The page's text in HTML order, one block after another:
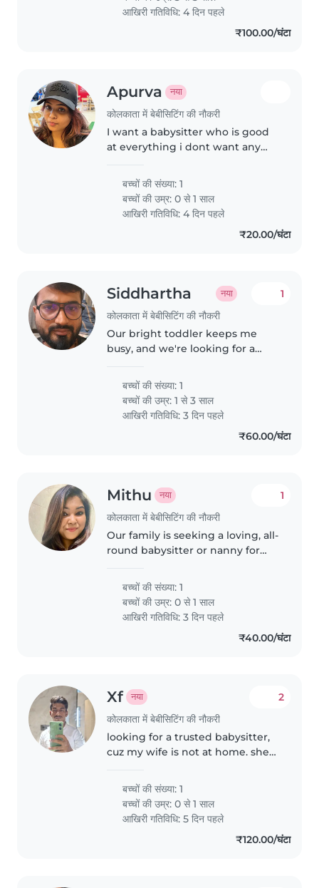
आखिरी गतिविधि: 4 दिन पहले
₹100.00/घंटा
Apurva नया
कोलकाता में बेबीसिटिंग की नौकरी
I want a babysitter who is good
at everything i dont want any
बच्चों की संख्या: 1
बच्चों की उम्र:0 से 1 साल
आखिरी गतिविधि: 4 दिन पहले
₹20.00/घंटा
Siddhartha नया
कोलकाता में बेबीसिटिंग की नौकरी
1
Our bright toddler keeps me
busy, and we're looking for a
engaging with little ones. Must
be happy to prepare simple
meals and comfortable speaking
Hindi..
बच्चों की संख्या: 1
बच्चों की उम्र:1 से 3 साल
आखिरी गतिविधि: 3 दिन पहले
₹60.00/घंटा
Mithu नया
कोलकाता में बेबीसिटिंग की नौकरी
1
Our family is seeking a loving, all-
round babysitter or nanny for
बच्चों की संख्या: 1
बच्चों की उम्र:0 से 1 साल
आखिरी गतिविधि: 3 दिन पहले
₹40.00/घंटा
Xf नया
कोलकाता में बेबीसिटिंग की नौकरी
2
looking for a trusted babysitter,
cuz my wife is not at home. she
who can give complete
attention to my child
बच्चों की संख्या: 1
बच्चों की उम्र:0 से 1 साल
आखिरी गतिविधि: 5 दिन पहले
₹120.00/घंटा